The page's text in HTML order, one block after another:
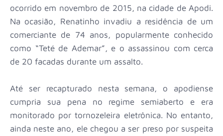
ocorrido em novembro de 2015, na cidade de Apodi.
Na ocasião, Renatinho invadiu a residência de um
comerciante de 74 anos, popularmente conhecido
como “Teté de Ademar”, e o assassinou com cerca
de 20 facadas durante um assalto.
Até ser recapturado nesta semana, o apodiense
cumpria sua pena no regime semiaberto e era
monitorado por tornozeleira eletrônica. No entanto,
ainda neste ano, ele chegou a ser preso por suspeita